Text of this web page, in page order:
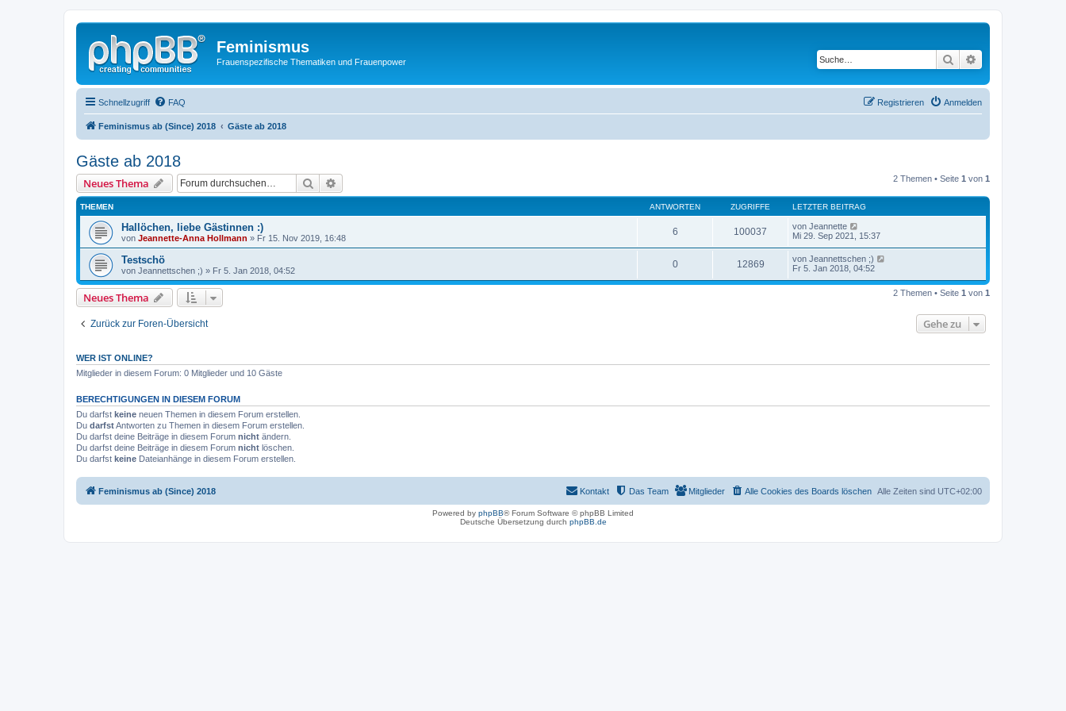
Feminismus
Frauenspezifische Thematiken und Frauenpower Suche
Schnellzugriff FAQ Anmelden
Registrieren
Feminismus ab (Since) 2018 Gäste ab 2018
Gäste ab 2018
Neues Thema Suche 2 Themen • Seite 1 von 1
THEMEN ANTWORTEN ZUGRIFFE LETZTER BEITRAG
Hallöchen, liebe Gästinnen :)
von Jeannette-Anna Hollmann » Fr 15. Nov 2019, 16:48
6 100037 von Jeannette
Mi 29. Sep 2021, 15:37
Testschö
von Jeannettschen ;) » Fr 5. Jan 2018, 04:52
0 12869 von Jeannettschen ;)
Fr 5. Jan 2018, 04:52
Neues Thema 2 Themen • Seite 1 von 1
Zurück zur Foren-Übersicht Gehe zu
WER IST ONLINE?
Mitglieder in diesem Forum: 0 Mitglieder und 10 Gäste
BERECHTIGUNGEN IN DIESEM FORUM
Du darfst keine neuen Themen in diesem Forum erstellen.
Du darfstAntworten zu Themen in diesem Forum erstellen.
Du darfst deine Beiträge in diesem Forum nicht ändern.
Du darfst deine Beiträge in diesem Forum nicht löschen.
Du darfst keine Dateianhänge in diesem Forum erstellen.
Feminismus ab (Since) 2018 Alle Zeiten sind UTC+02:00
Alle Cookies des Boards löschen
Mitglieder
Das Team
Kontakt
Powered by phpBB® Forum Software © phpBB Limited
Deutsche Übersetzung durch phpBB.de